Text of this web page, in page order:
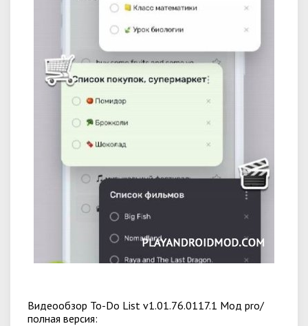
Видеообзор To-Do List v1.01.76.0117.1 Мод pro/
полная версия: